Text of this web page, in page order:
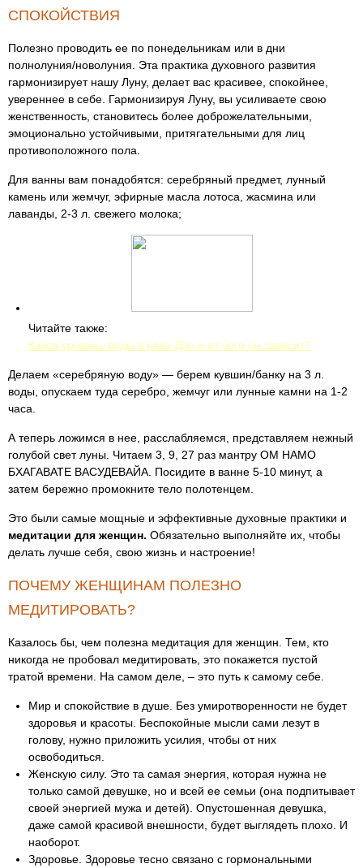
СПОКОЙСТВИЯ
Полезно проводить ее по понедельникам или в дни
полнолуния/новолуния. Эта практика духовного развития
гармонизирует нашу Луну, делает вас красивее, спокойнее,
увереннее в себе. Гармонизируя Луну, вы усиливаете свою
женственность, становитесь более доброжелательными,
эмоционально устойчивыми, притягательными для лиц
противоположного пола.
Для ванны вам понадобятся: серебряный предмет, лунный
камень или жемчуг, эфирные масла лотоса, жасмина или
лаванды, 2-3 л. свежего молока;
Читайте также:
Каков уровень воды в реке Дон и от чего он зависит?
Делаем «серебряную воду» — берем кувшин/банку на 3 л.
воды, опускаем туда серебро, жемчуг или лунные камни на 1-2
часа.
А теперь ложимся в нее, расслабляемся, представляем нежный
голубой свет луны. Читаем 3, 9, 27 раз мантру ОМ НАМО
БХАГАВАТЕ ВАСУДЕВАЙА. Посидите в ванне 5-10 минут, а
затем бережно промокните тело полотенцем.
Это были самые мощные и эффективные духовные практики и
медитации для женщин. Обязательно выполняйте их, чтобы
делать лучше себя, свою жизнь и настроение!
ПОЧЕМУ ЖЕНЩИНАМ ПОЛЕЗНО
МЕДИТИРОВАТЬ?
Казалось бы, чем полезна медитация для женщин. Тем, кто
никогда не пробовал медитировать, это покажется пустой
тратой времени. На самом деле, – это путь к самому себе.
Мир и спокойствие в душе. Без умиротворенности не будет
здоровья и красоты. Беспокойные мысли сами лезут в
голову, нужно приложить усилия, чтобы от них
освободиться.
Женскую силу. Это та самая энергия, которая нужна не
только самой девушке, но и всей ее семьи (она подпитывает
своей энергией мужа и детей). Опустошенная девушка,
даже самой красивой внешности, будет выглядеть плохо. И
наоборот.
Здоровье. Здоровье тесно связано с гормональными